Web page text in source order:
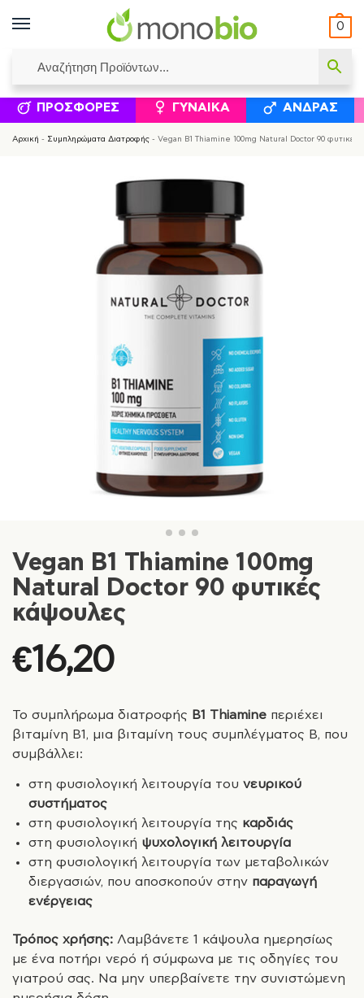
0
ΙΣΟΛΟΓΙΣΜΟΊ ΕΛΕΆΝΝΑ ΧΡΙΣΤΙΝΆΚΗ ΕΠΙΚΟΙΝΩΝΊΑ
ΣΥΜΠΛΗΡΏΜΑΤΑ ΔΙΑΤΡΟΦΉΣ ΦΥΣΙΚΆ
ΠΡΟΣΦΟΡΈΣ ΓΥΝΑΊΚΑ ΆΝΔΡΑΣ
Αρχική - Συμπληρώματα Διατροφής - Vegan B1 Thiamine 100mg Natural Doctor 90 φυτικές
Vegan B1 Thiamine 100mg
Natural Doctor 90 φυτικές
κάψουλες
€16,20
Το συμπλήρωμα διατροφής Β1 Thiamine περιέχει
βιταμίνη Β1, μια βιταμίνη τους συμπλέγματος Β, που
συμβάλλει:
στη φυσιολογική λειτουργία του νευρικού
συστήματος
στη φυσιολογική λειτουργία της καρδιάς
στη φυσιολογική ψυχολογική λειτουργία
στη φυσιολογική λειτουργία των μεταβολικών
διεργασιών, που αποσκοπούν στην παραγωγή
ενέργειας
Τρόπος χρήσης: Λαμβάνετε 1 κάψουλα ημερησίως
με ένα ποτήρι νερό ή σύμφωνα με τις οδηγίες του
γιατρού σας. Να μην υπερβαίνετε την συνιστώμενη